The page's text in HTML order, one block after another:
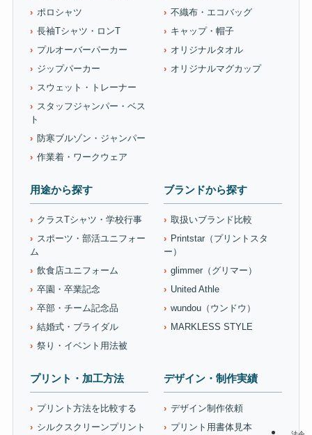
ポロシャツ
長袖Tシャツ・ロンT
プルオーバーパーカー
ジップパーカー
スウェット・トレーナー
スタッフジャンパー・ベス
ト
防寒ブルゾン・ジャンパー
作業着・ワークウェア
不織布・エコバッグ
キャップ・帽子
オリジナルタオル
オリジナルマグカップ
用途から探す
クラスTシャツ・学校行事
スポーツ・部活ユニフォー
ム
飲食店ユニフォーム
卒園・卒業記念
卒部・チーム記念品
結婚式・ブライダル
祭り・イベント用法被
ブランドから探す
取扱いブランド比較
Printstar（プリントスタ
ー）
glimmer（グリマー）
United Athle
wundou（ウンドウ）
MARKLESS STYLE
プリント・加工方法
プリント方法を比較する
シルクスクリーンプリント
デザイン・制作実績
デザイン制作依頼
プリント用書体見本